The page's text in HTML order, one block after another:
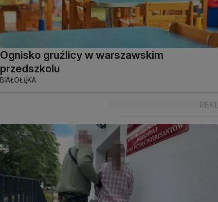
Ognisko gruźlicy w warszawskim
przedszkolu
BIAŁOŁĘKA